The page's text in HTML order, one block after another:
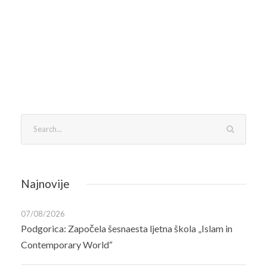
Najnovije
07/08/2026
Podgorica: Započela šesnaesta ljetna škola „Islam in
Contemporary World“